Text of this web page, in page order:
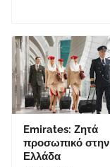
Emirates: Ζητά
προσωπικό στην
Ελλάδα